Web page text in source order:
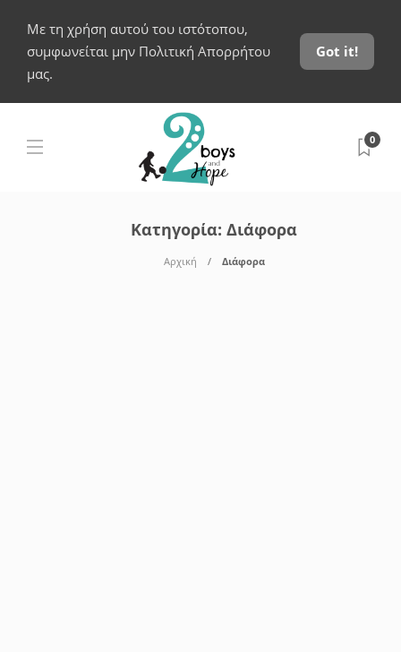
Με τη χρήση αυτού του ιστότοπου,
συμφωνείται μην Πολιτική Απορρήτου
μας.
Got it!
0
Κατηγορία: Διάφορα
Αρχική Διάφορα